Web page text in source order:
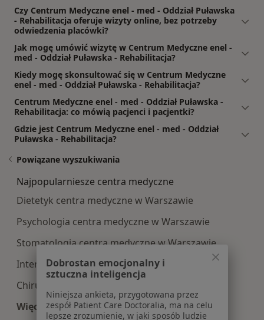
Czy Centrum Medyczne enel - med - Oddział Puławska
- Rehabilitacja oferuje wizyty online, bez potrzeby
odwiedzenia placówki?
Jak mogę umówić wizytę w Centrum Medyczne enel -
med - Oddział Puławska - Rehabilitacja?
Kiedy mogę skonsultować się w Centrum Medyczne
enel - med - Oddział Puławska - Rehabilitacja?
Centrum Medyczne enel - med - Oddział Puławska -
Rehabilitacja: co mówią pacjenci i pacjentki?
Gdzie jest Centrum Medyczne enel - med - Oddział
Puławska - Rehabilitacja?
Powiązane wyszukiwania
Najpopularniesze centra medyczne
Dietetyk centra medyczne w Warszawie
Psychologia centra medyczne w Warszawie
Stomatologia centra medyczne w Warszawie
Interna centra medyczne w Warszawie
Chirurgia centra medyczne w Warszawie
Więcej (15)
Dobrostan emocjonalny i
sztuczna inteligencja
Niniejsza ankieta, przygotowana przez
zespół Patient Care Doctoralia, ma na celu
lepsze zrozumienie, w jaki sposób ludzie